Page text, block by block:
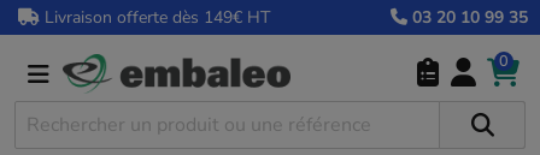
Livraison offerte dès 149€ HT 03 20 10 99 35
0